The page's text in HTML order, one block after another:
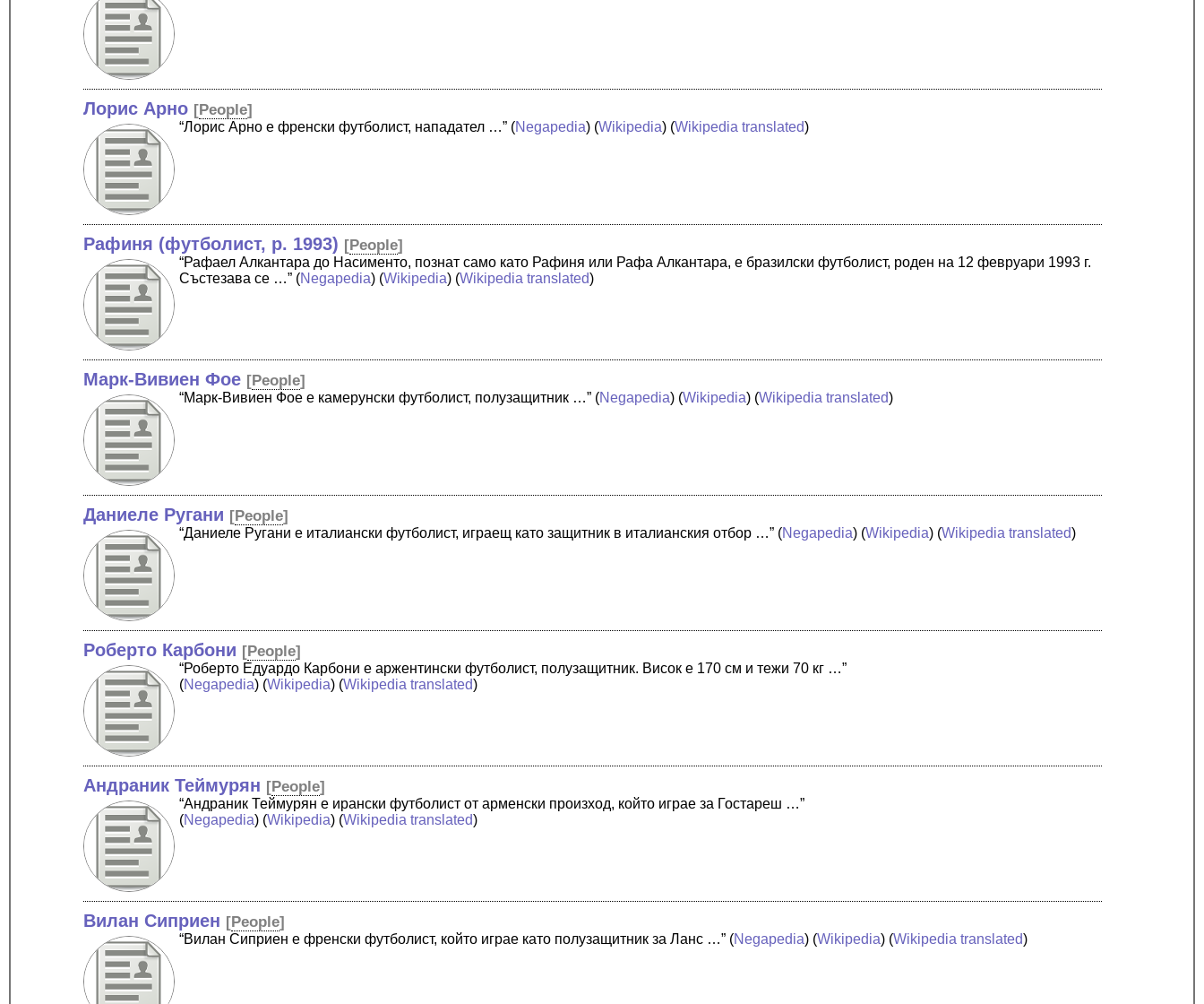
Лорис Арно [People]
“Лорис Арно е френски футболист, нападател …” (Negapedia) (Wikipedia) (Wikipedia translated)
Рафиня (футболист, р. 1993) [People]
“Рафаел Алкантара до Насименто, познат само като Рафиня или Рафа Алкантара, е бразилски футболист, роден на 12 февруари 1993 г.
Състезава се …” (Negapedia) (Wikipedia) (Wikipedia translated)
Марк-Вивиен Фое [People]
“Марк-Вивиен Фое е камерунски футболист, полузащитник …” (Negapedia) (Wikipedia) (Wikipedia translated)
Даниеле Ругани [People]
“Даниеле Ругани е италиански футболист, играещ като защитник в италианския отбор …” (Negapedia) (Wikipedia) (Wikipedia translated)
Роберто Карбони [People]
“Роберто Едуардо Карбони е аржентински футболист, полузащитник. Висок е 170 см и тежи 70 кг …”
(Negapedia) (Wikipedia) (Wikipedia translated)
Андраник Теймурян [People]
“Андраник Теймурян е ирански футболист от арменски произход, който играе за Гостареш …”
(Negapedia) (Wikipedia) (Wikipedia translated)
Вилан Сиприен [People]
“Вилан Сиприен е френски футболист, който играе като полузащитник за Ланс …” (Negapedia) (Wikipedia) (Wikipedia translated)